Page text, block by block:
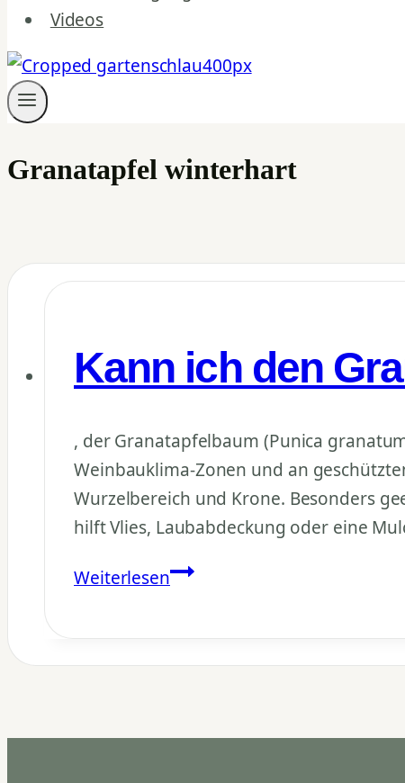
Videos
Granatapfel winterhart
Kann ich den
, der Granatapfelbaum (Punica
Weinbauklima-Zonen und an
Wurzelbereich und Krone. Besonders
hilft Vlies, Laubabdeckung oder eine
WeiterlesenKann
Granatapfelbaum
auspflanzen?